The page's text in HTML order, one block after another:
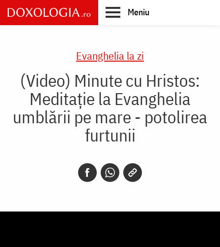
Skip
to
main
Meniu
Evanghelia la zi
(Video) Minute cu Hristos:
Meditație la Evanghelia
umblării pe mare - potolirea
furtunii